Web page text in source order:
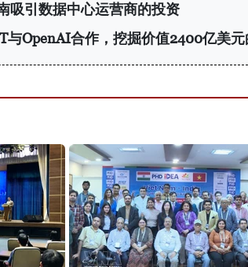
吸引数据中心运营商的投资
与OpenAI合作，挖掘价值2400亿美